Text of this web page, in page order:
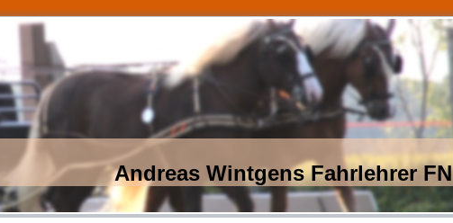
Andreas Wintgens Fahrlehrer FN